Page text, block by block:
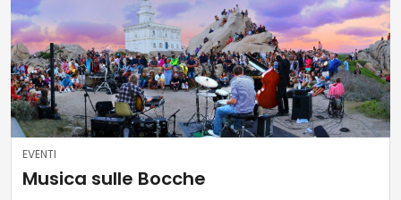
EVENTI
Musica sulle Bocche